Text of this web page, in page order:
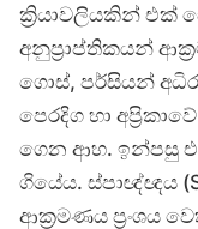
ක්‍රියාවලියකින් එක්
අනුප්‍රාප්තිකයන්
ගොස්, පර්සියන්
පෙරදිග හා
ගෙන ආහ. ඉන්පසු
ගියේය. ස්පාඥ්ඥය
ආක්‍රමණය ප්‍රංශය